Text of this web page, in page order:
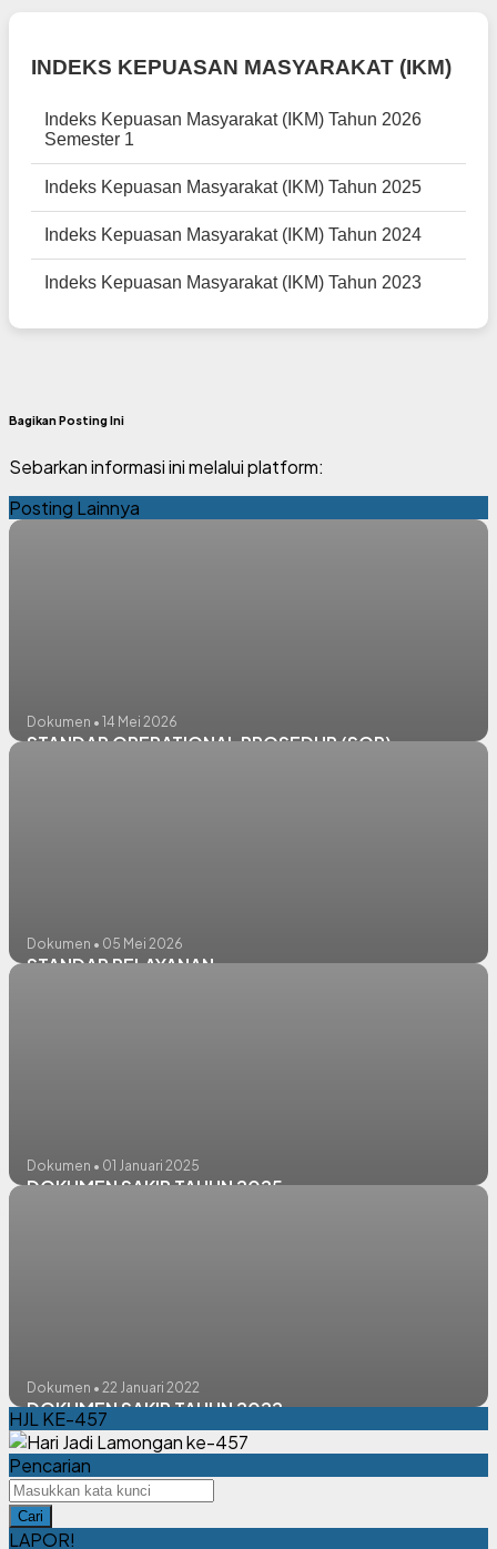
INDEKS KEPUASAN MASYARAKAT (IKM)
Indeks Kepuasan Masyarakat (IKM) Tahun 2026
Semester 1
Indeks Kepuasan Masyarakat (IKM) Tahun 2025
Indeks Kepuasan Masyarakat (IKM) Tahun 2024
Indeks Kepuasan Masyarakat (IKM) Tahun 2023
Bagikan Posting Ini
Sebarkan informasi ini melalui platform:
Posting Lainnya
Dokumen • 14 Mei 2026
STANDAR OPERATIONAL PROSEDUR (SOP)
Dokumen • 05 Mei 2026
STANDAR PELAYANAN
Dokumen • 01 Januari 2025
DOKUMEN SAKIP TAHUN 2025
Dokumen • 22 Januari 2022
DOKUMEN SAKIP TAHUN 2022
HJL KE-457
Pencarian
Cari
LAPOR!